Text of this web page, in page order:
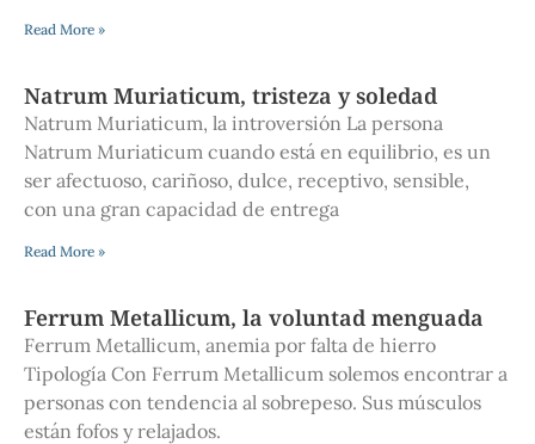
Read More »
Natrum Muriaticum, tristeza y soledad
Natrum Muriaticum, la introversión La persona
Natrum Muriaticum cuando está en equilibrio, es un
ser afectuoso, cariñoso, dulce, receptivo, sensible,
con una gran capacidad de entrega
Read More »
Ferrum Metallicum, la voluntad menguada
Ferrum Metallicum, anemia por falta de hierro
Tipología Con Ferrum Metallicum solemos encontrar a
personas con tendencia al sobrepeso. Sus músculos
están fofos y relajados.